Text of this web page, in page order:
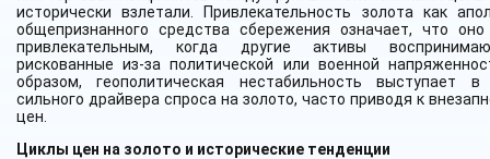
исторически взлетали. Привлекательность золота как
общепризнанного средства сбережения означает, что оно
привлекательным, когда другие активы
рискованные из-за политической или военной
образом, геополитическая нестабильность выступает в
сильного драйвера спроса на золото, часто приводя к
цен.
Циклы цен на золото и исторические тенденции